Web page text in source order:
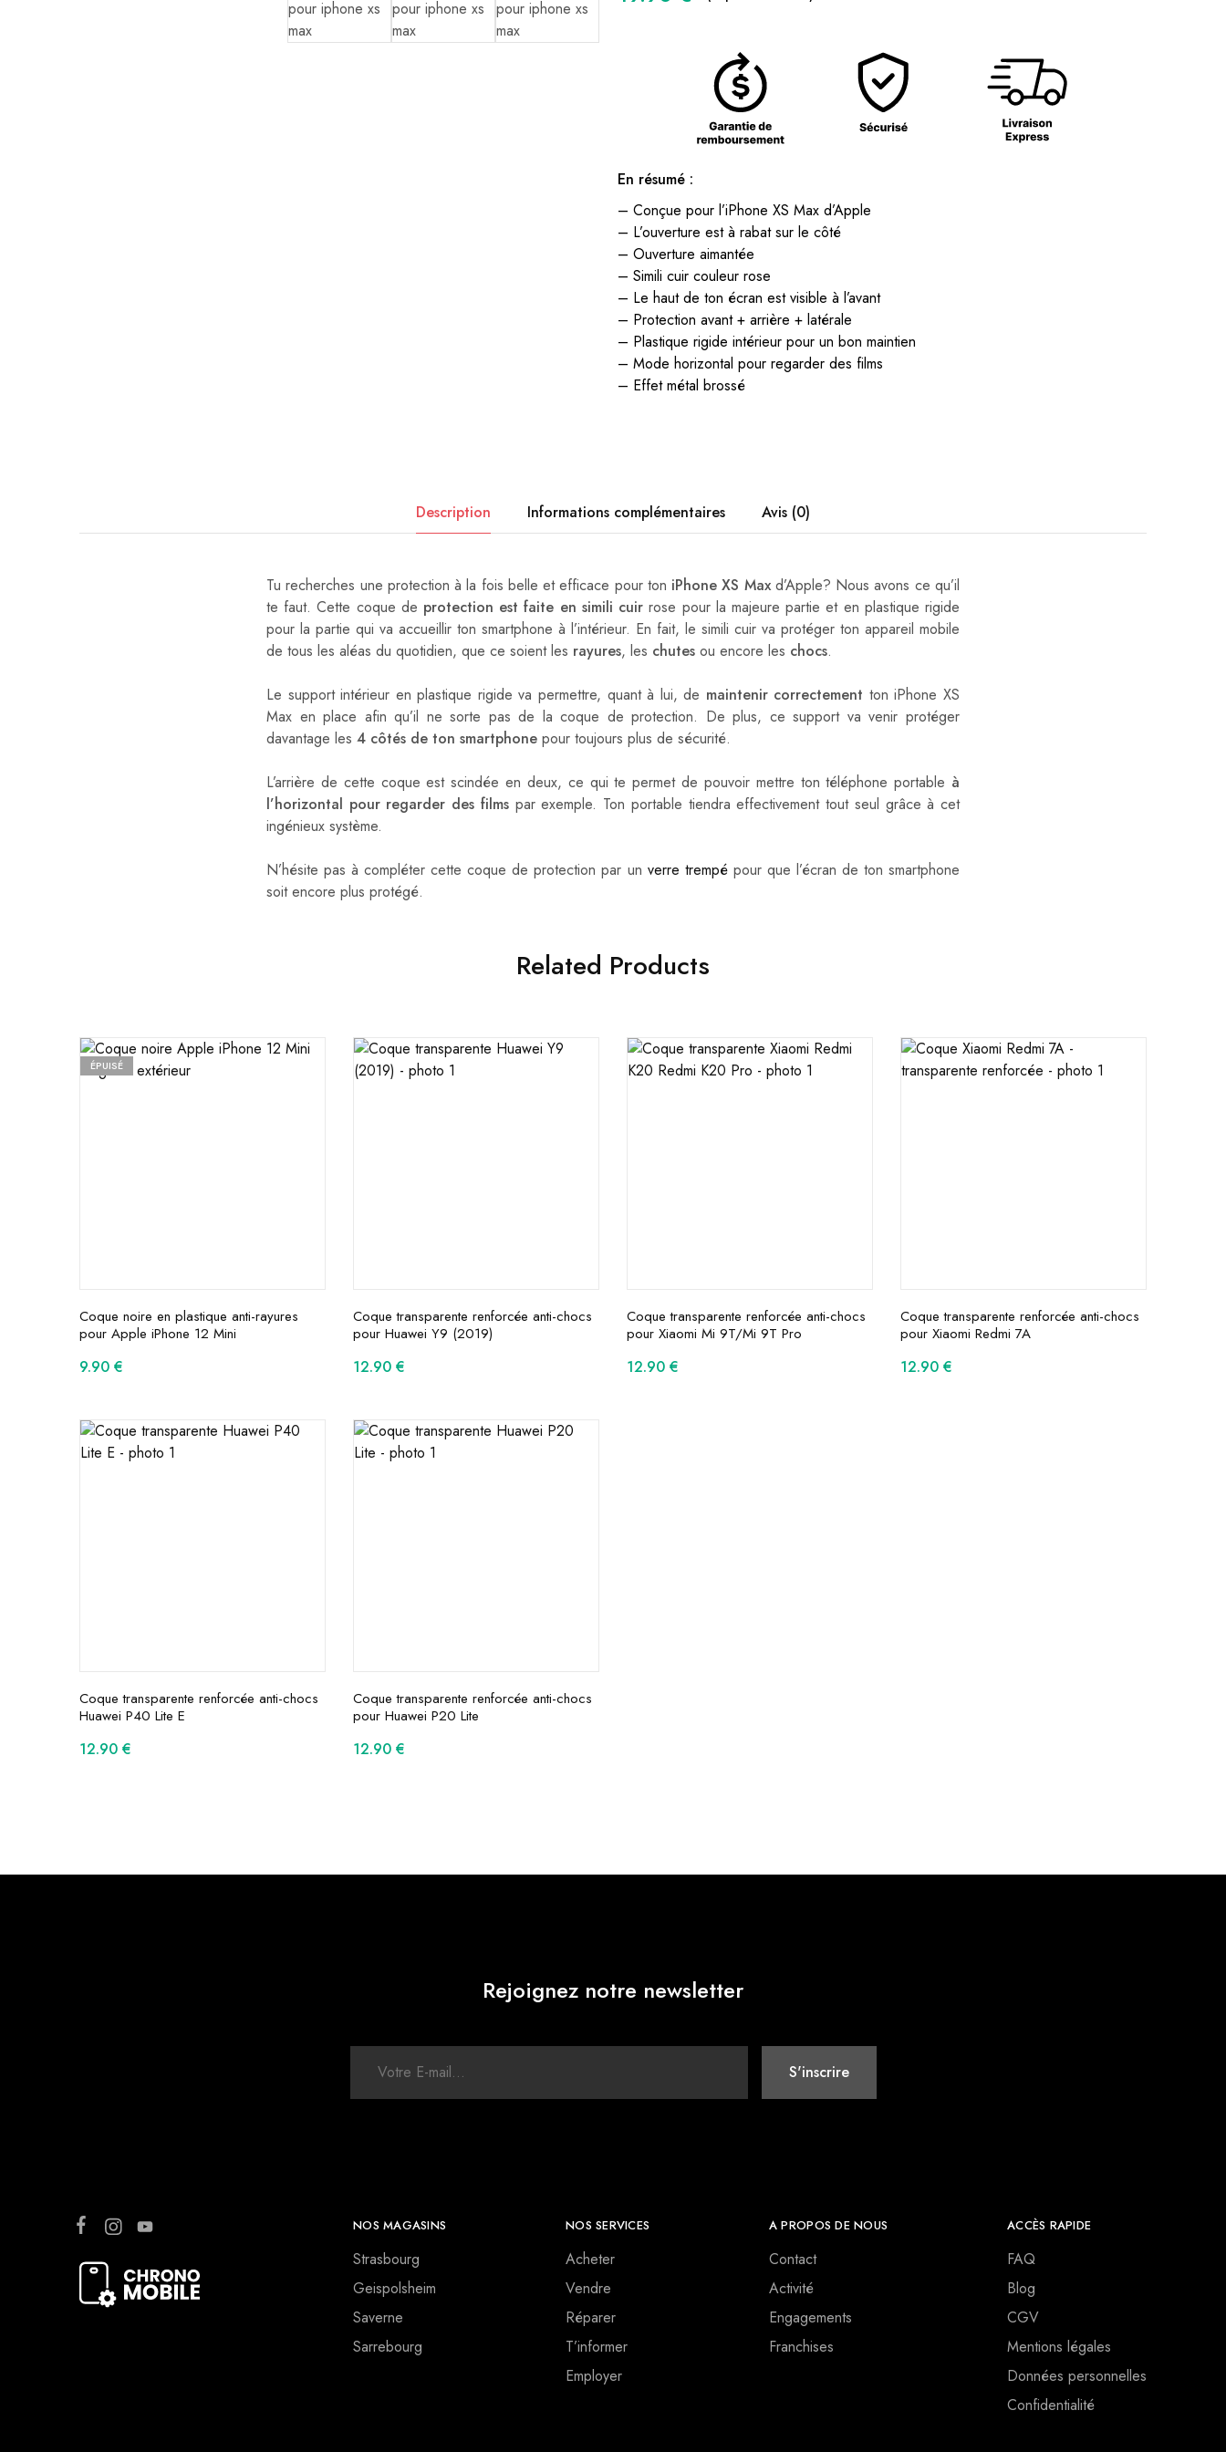
En résumé :
– Conçue pour l’iPhone XS Max d’Apple
– L’ouverture est à rabat sur le côté
– Ouverture aimantée
– Simili cuir couleur rose
– Le haut de ton écran est visible à l’avant
– Protection avant + arrière + latérale
– Plastique rigide intérieur pour un bon maintien
– Mode horizontal pour regarder des films
– Effet métal brossé
Description Informations complémentaires Avis (0)
Tu recherches une protection à la fois belle et efficace pour ton iPhone XS Maxd’Apple? Nous avons ce qu’il
te faut. Cette coque de protection est faite en simili cuir rose pour la majeure partie et en plastique rigide
pour la partie qui va accueillir ton smartphone à l’intérieur. En fait, le simili cuir va protéger ton appareil mobile
de tous les aléas du quotidien, que ce soient les rayures, les chutes ou encore les chocs.
Le support intérieur en plastique rigide va permettre, quant à lui, de maintenir correctement ton iPhone XS
Max en place afin qu’il ne sorte pas de la coque de protection. De plus, ce support va venir protéger
davantage les 4 côtés de ton smartphone pour toujours plus de sécurité.
L’arrière de cette coque est scindée en deux, ce qui te permet de pouvoir mettre ton téléphone portable à
l’horizontal pour regarder des filmspar exemple. Ton portable tiendra effectivement tout seul grâce à cet
ingénieux système.
N’hésite pas à compléter cette coque de protection par un verre trempépour que l’écran de ton smartphone
soit encore plus protégé.
Related Products
ÉPUISÉ
Coque noire en plastique anti-rayures
pour Apple iPhone 12 Mini
9.90 €
Coque transparente renforcée anti-chocs
pour Huawei Y9 (2019)
12.90 €
Coque transparente renforcée anti-chocs
pour Xiaomi Mi 9T/Mi 9T Pro
12.90 €
Coque transparente renforcée anti-chocs
pour Xiaomi Redmi 7A
12.90 €
Coque transparente renforcée anti-chocs
Huawei P40 Lite E
12.90 €
Coque transparente renforcée anti-chocs
pour Huawei P20 Lite
12.90 €
Rejoignez notre newsletter
NOS MAGASINS
Strasbourg
Geispolsheim
Saverne
Sarrebourg
NOS SERVICES
Acheter
Vendre
Réparer
T’informer
Employer
A PROPOS DE NOUS
Contact
Activité
Engagements
Franchises
ACCÈS RAPIDE
FAQ
Blog
CGV
Mentions légales
Données personnelles
Confidentialité